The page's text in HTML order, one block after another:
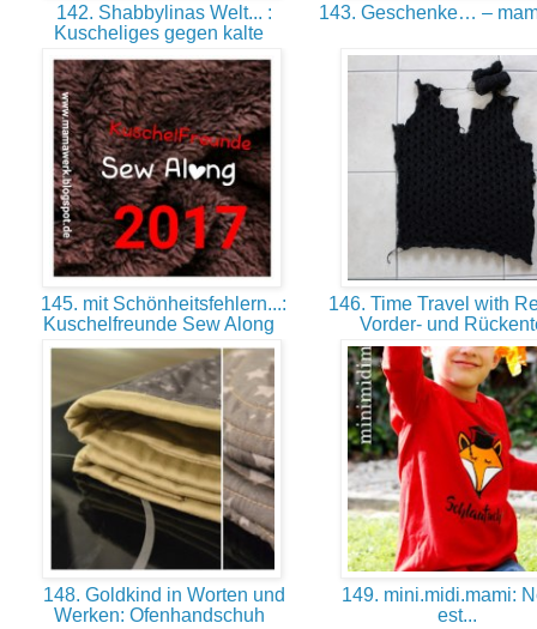
142. Shabbylinas Welt... :
Kuscheliges gegen kalte
143. Geschenke… –
145. mit Schönheitsfehlern...:
Kuschelfreunde Sew Along
146. Time Travel with
Vorder- und
148. Goldkind in Worten und
Werken: Ofenhandschuh
149. mini.midi.mami:
est...